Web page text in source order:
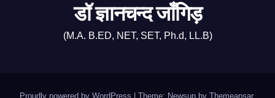
डॉ ज्ञानचन्द जाँगिड़
(M.A. B.ED, NET, SET, Ph.d, LL.B)
Proudly powered by WordPress Theme: Newsup by Themeansar.